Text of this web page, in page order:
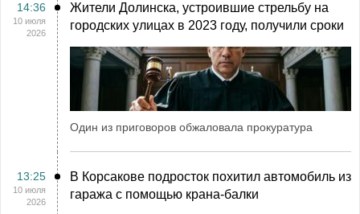
14:36
10 июля
2026
Жители Долинска, устроившие стрельбу на
городских улицах в 2023 году, получили сроки
Один из приговоров обжаловала прокуратура
13:25
10 июля
2026
В Корсакове подросток похитил автомобиль из
гаража с помощью крана-балки